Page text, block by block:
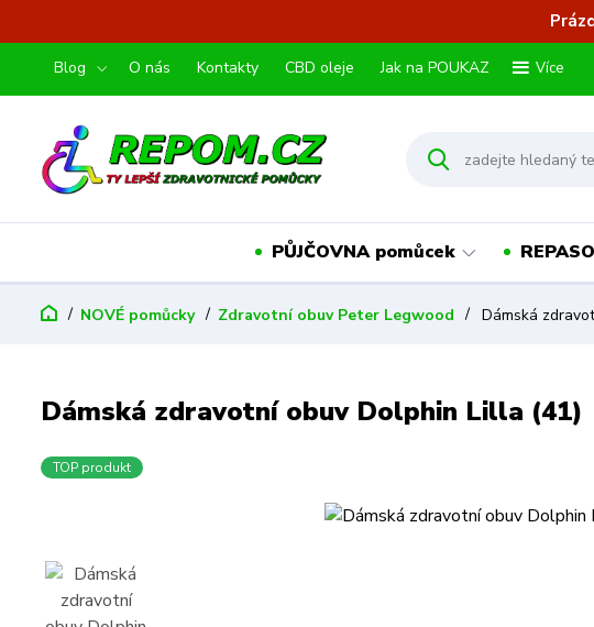
Blog O nás Kontakty CBD oleje Jak na POUKAZ Více
PŮJČOVNA pomůcek
NOVÉ pomůcky Zdravotní obuv Peter Legwood Dámská
Dámská zdravotní obuv Dolphin Lilla (41)
TOP produkt